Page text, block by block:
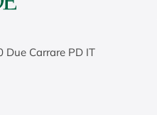
Due Carrare PD IT